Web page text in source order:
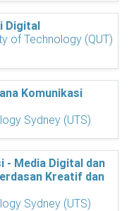
Digital
of Technology (QUT)
Komunikasi
Sydney (UTS)
- Media Digital dan
Kreatif dan
Sydney (UTS)